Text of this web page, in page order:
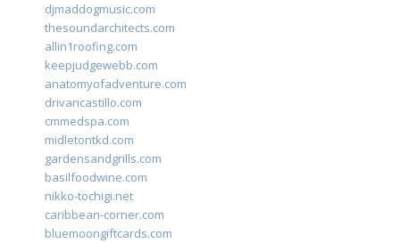
djmaddogmusic.com
thesoundarchitects.com
allin1roofing.com
keepjudgewebb.com
anatomyofadventure.com
drivancastillo.com
cmmedspa.com
midletontkd.com
gardensandgrills.com
basilfoodwine.com
nikko-tochigi.net
caribbean-corner.com
bluemoongiftcards.com